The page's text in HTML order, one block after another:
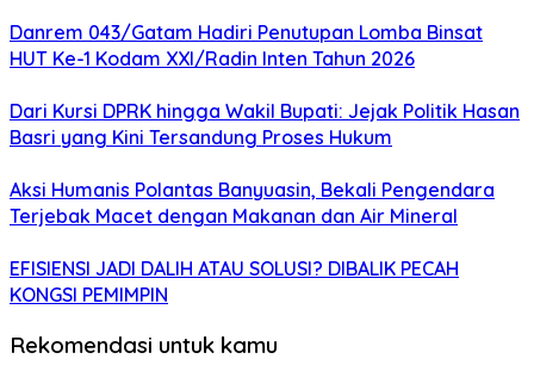
Danrem 043/Gatam Hadiri Penutupan Lomba Binsat
HUT Ke-1 Kodam XXI/Radin Inten Tahun 2026
Dari Kursi DPRK hingga Wakil Bupati: Jejak Politik Hasan
Basri yang Kini Tersandung Proses Hukum
Aksi Humanis Polantas Banyuasin, Bekali Pengendara
Terjebak Macet dengan Makanan dan Air Mineral
EFISIENSI JADI DALIH ATAU SOLUSI? DIBALIK PECAH
KONGSI PEMIMPIN
Rekomendasi untuk kamu